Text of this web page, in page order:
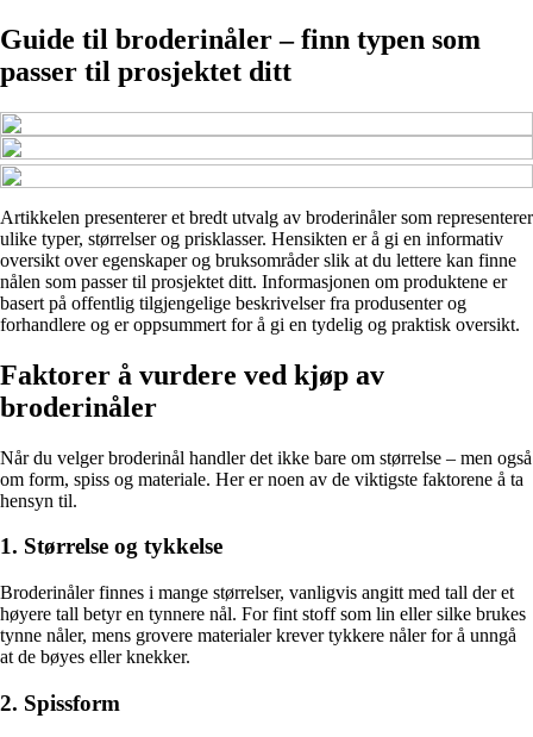
Guide til broderinåler – finn typen som
passer til prosjektet ditt
Artikkelen presenterer et bredt utvalg av broderinåler som representerer
ulike typer, størrelser og prisklasser. Hensikten er å gi en informativ
oversikt over egenskaper og bruksområder slik at du lettere kan finne
nålen som passer til prosjektet ditt. Informasjonen om produktene er
basert på offentlig tilgjengelige beskrivelser fra produsenter og
forhandlere og er oppsummert for å gi en tydelig og praktisk oversikt.
Faktorer å vurdere ved kjøp av
broderinåler
Når du velger broderinål handler det ikke bare om størrelse – men også
om form, spiss og materiale. Her er noen av de viktigste faktorene å ta
hensyn til.
1. Størrelse og tykkelse
Broderinåler finnes i mange størrelser, vanligvis angitt med tall der et
høyere tall betyr en tynnere nål. For fint stoff som lin eller silke brukes
tynne nåler, mens grovere materialer krever tykkere nåler for å unngå
at de bøyes eller knekker.
2. Spissform